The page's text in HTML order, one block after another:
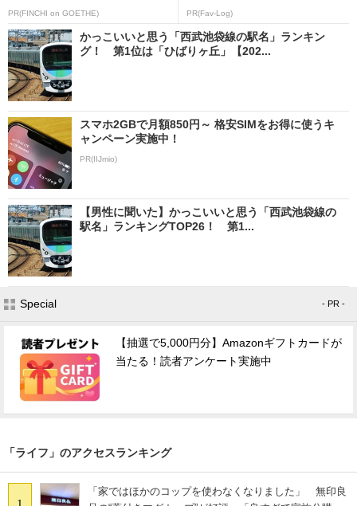
PR(FINCHI on GOETHE) PR(Fav-Log)
かっこいいと思う「西武池袋線の駅名」ランキン
グ！ 第1位は「ひばりヶ丘」【202...
スマホ2GBで月額850円～ 格安SIMをお得に使うキ
ャンペーン実施中！
PR(IIJmio)
【男性に聞いた】かっこいいと思う「西武池袋線の
駅名」ランキングTOP26！ 第1...
Special - PR -
【抽選で5,000円分】Amazonギフトカードが
当たる！読者アンケート実施中
「ライフ」のアクセスランキング
1
「家ではほかのコップを使わなくなりました」 無印良